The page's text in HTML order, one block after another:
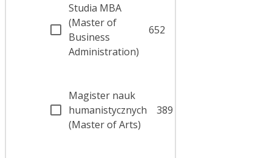
Studia MBA
(Master of
Business
Administration)
652
Magister nauk
humanistycznych
(Master of Arts)
389